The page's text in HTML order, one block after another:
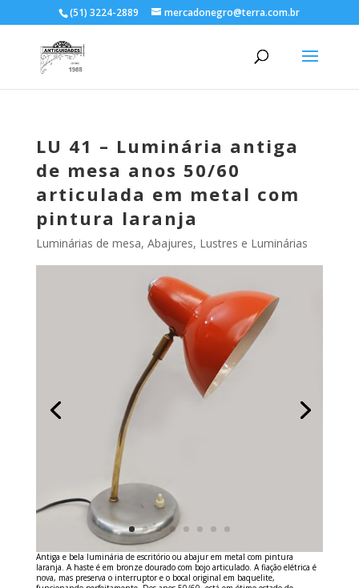
(51) 3224-2889 mercadonegro@terra.com.br
LU 41 – Luminária antiga
de mesa anos 50/60
articulada em metal com
pintura laranja
Luminárias de mesa, Abajures, Lustres e Luminárias
Antiga e bela luminária de escritório ou abajur em metal com pintura
laranja. A haste é em bronze dourado com bojo articulado. A fiação elétrica é
nova, mas preserva o interruptor e o bocal original em baquelite,